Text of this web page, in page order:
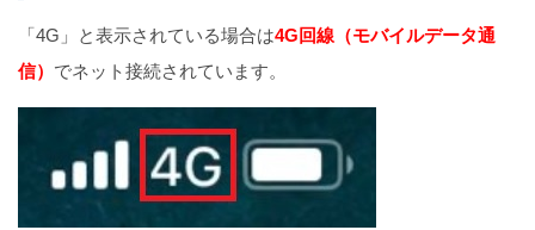
「4G」と表示されている場合は4G回線（モバイルデータ通
信） でネット接続されています。